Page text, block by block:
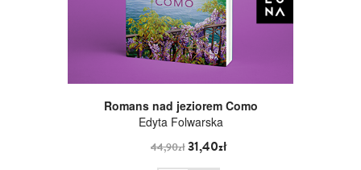
Romans nad jeziorem Como
Edyta Folwarska
44,90zł31,40zł